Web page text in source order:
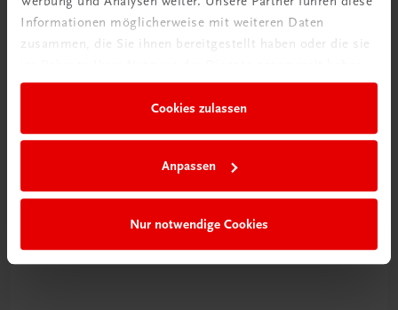
Informationen möglicherweise mit weiteren Daten
zusammen, die Sie ihnen bereitgestellt haben oder die sie
Cookies zulassen
Anpassen
Nur notwendige Cookies
Durchblick behalten
Neuer Lehrplan
Musterbände bestellen